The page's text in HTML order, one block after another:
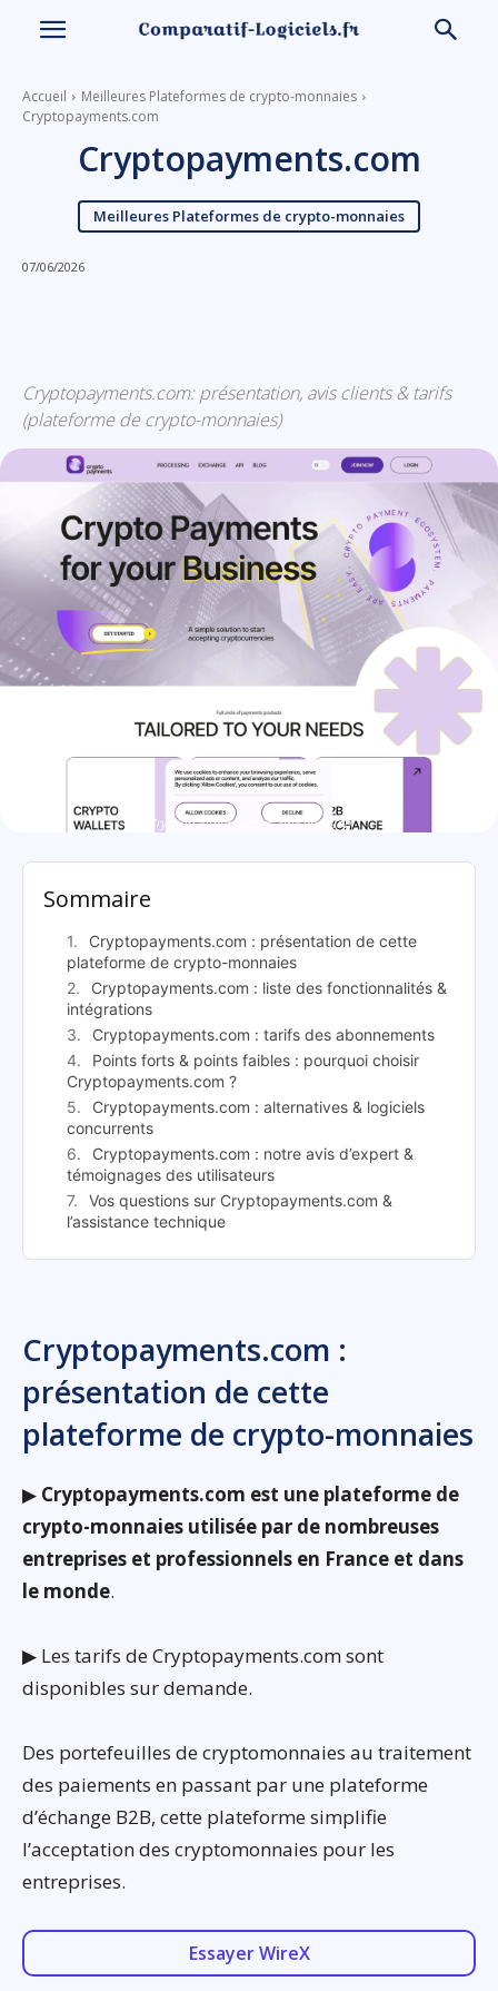
Accueil
Meilleures Plateformes de crypto-monnaies
Cryptopayments.com
Cryptopayments.com
Meilleures Plateformes de crypto-monnaies
07/06/2026
Cryptopayments.com: présentation, avis clients & tarifs
(plateforme de crypto-monnaies)
Cryptopayments.com: présentation
Sommaire
Cryptopayments.com : présentation de cette
plateforme de crypto-monnaies
Cryptopayments.com : liste des fonctionnalités &
intégrations
Cryptopayments.com : tarifs des abonnements
Points forts & points faibles : pourquoi choisir
Cryptopayments.com ?
Cryptopayments.com : alternatives & logiciels
concurrents
Cryptopayments.com : notre avis d’expert &
témoignages des utilisateurs
Vos questions sur Cryptopayments.com &
l’assistance technique
Cryptopayments.com :
présentation de cette
plateforme de crypto-monnaies
▶ Cryptopayments.com est une plateforme de
crypto-monnaies utilisée par de nombreuses
entreprises et professionnels en France et dans
le monde.
▶ Les tarifs de Cryptopayments.com sont
disponibles sur demande.
Des portefeuilles de cryptomonnaies au traitement
des paiements en passant par une plateforme
d’échange B2B, cette plateforme simplifie
l’acceptation des cryptomonnaies pour les
entreprises.
Essayer WireX